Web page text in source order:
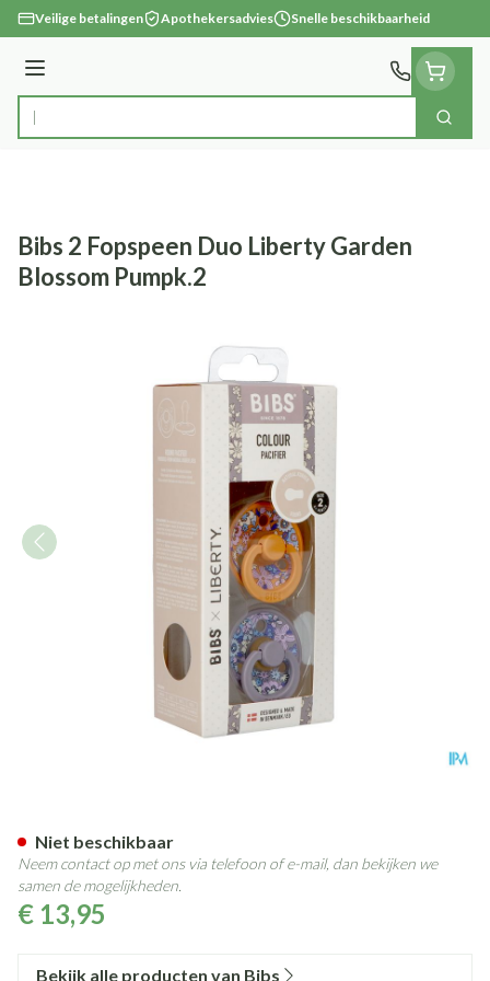
Ga naar de inhoud
Veilige betalingen Apothekersadvies Snelle beschikbaarheid
Menu
Product, merk, categorie... Zoek
Bibs 2 Fopspeen Duo Liberty Garden
Blossom Pumpk.2
€ 13,95
Niet beschikbaar
Neem contact op met ons via telefoon of e-mail, dan bekijken we
samen de mogelijkheden.
Bekijk alle producten van Bibs